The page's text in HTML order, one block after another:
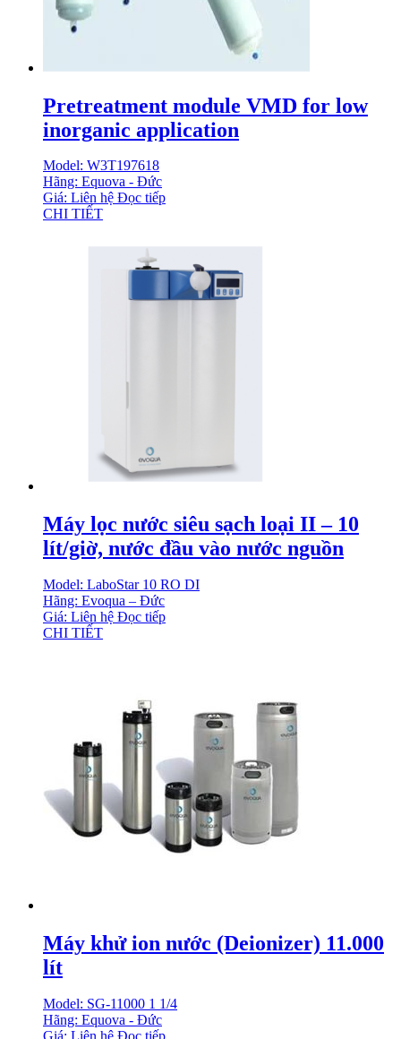
Pretreatment module VMD for low
inorganic application
Model: W3T197618
Hãng: Equova - Đức
Giá: Liên hệ Đọc tiếp
CHI TIẾT
Máy lọc nước siêu sạch loại II – 10
lít/giờ, nước đầu vào nước nguồn
Model: LaboStar 10 RO DI
Hãng: Evoqua – Đức
Giá: Liên hệ Đọc tiếp
CHI TIẾT
Máy khử ion nước (Deionizer) 11.000
lít
Model: SG-11000 1 1/4
Hãng: Equova - Đức
Giá: Liên hệ Đọc tiếp